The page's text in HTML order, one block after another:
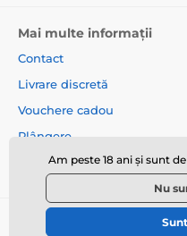
Mai multe informații
Contact
Livrare discretă
Vouchere cadou
Plângere
Despre noi
© 2026 www.loveo.ro
Am peste 18 ani și sunt
Nu